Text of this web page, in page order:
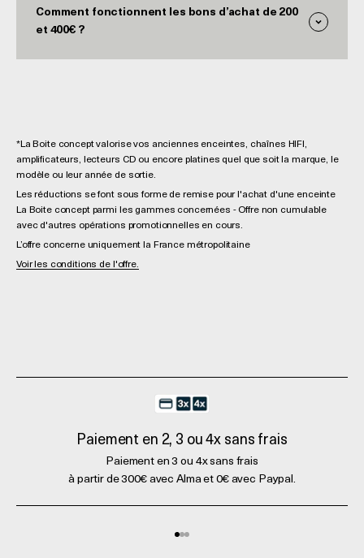
Comment fonctionnent les bons d’achat de 200
et 400€ ?
*La Boite concept valorise vos anciennes enceintes, chaînes HIFI,
amplificateurs, lecteurs CD ou encore platines quel que soit la marque, le
modèle ou leur année de sortie.
Les réductions se font sous forme de remise pour l'achat d'une enceinte
La Boite concept parmi les gammes concernées - Offre non cumulable
avec d'autres opérations promotionnelles en cours.
L’offre concerne uniquement la France métropolitaine
Voir les conditions de l'offre.
Paiement en 2, 3 ou 4x sans frais
Paiement en 3 ou 4x sans frais
à partir de 300€ avec Alma et 0€ avec Paypal.